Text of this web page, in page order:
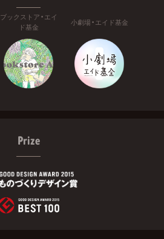
ブックストア・エイ
ド基金
小劇場・エイド基金
Prize